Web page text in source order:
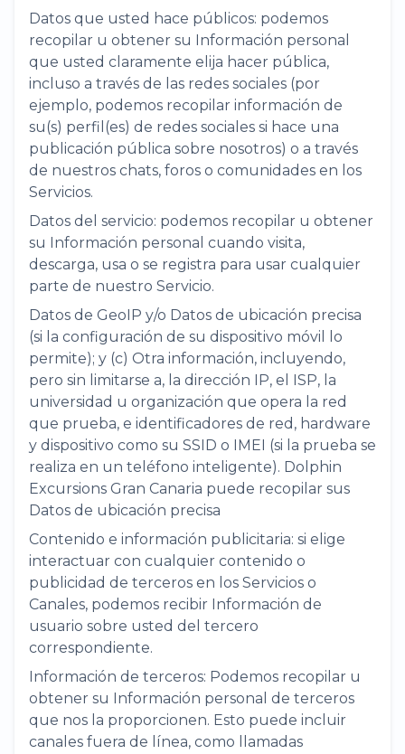
Datos que usted hace públicos: podemos
recopilar u obtener su Información personal
que usted claramente elija hacer pública,
incluso a través de las redes sociales (por
ejemplo, podemos recopilar información de
su(s) perfil(es) de redes sociales si hace una
publicación pública sobre nosotros) o a través
de nuestros chats, foros o comunidades en los
Servicios.
Datos del servicio: podemos recopilar u obtener
su Información personal cuando visita,
descarga, usa o se registra para usar cualquier
parte de nuestro Servicio.
Datos de GeoIP y/o Datos de ubicación precisa
(si la configuración de su dispositivo móvil lo
permite); y (c) Otra información, incluyendo,
pero sin limitarse a, la dirección IP, el ISP, la
universidad u organización que opera la red
que prueba, e identificadores de red, hardware
y dispositivo como su SSID o IMEI (si la prueba se
realiza en un teléfono inteligente). Dolphin
Excursions Gran Canaria puede recopilar sus
Datos de ubicación precisa
Contenido e información publicitaria: si elige
interactuar con cualquier contenido o
publicidad de terceros en los Servicios o
Canales, podemos recibir Información de
usuario sobre usted del tercero
correspondiente.
Información de terceros: Podemos recopilar u
obtener su Información personal de terceros
que nos la proporcionen. Esto puede incluir
canales fuera de línea, como llamadas